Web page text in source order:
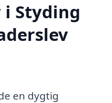
Styding
en dygtig